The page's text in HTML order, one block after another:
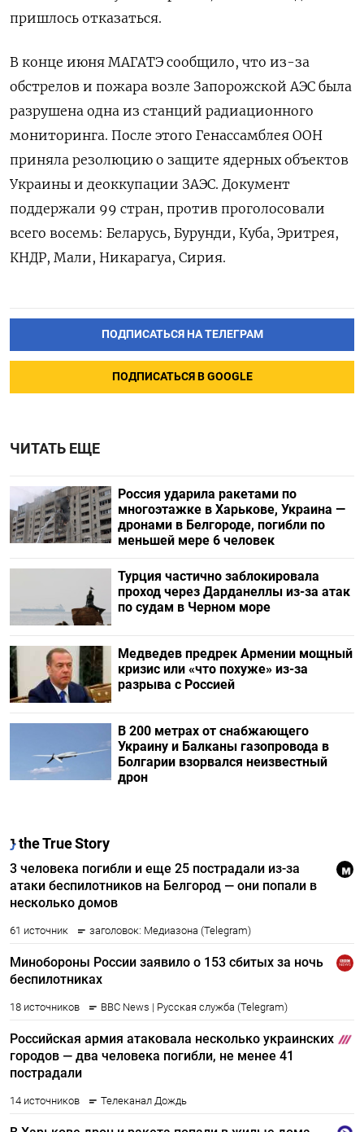
пришлось отказаться.
В конце июня МАГАТЭ сообщило, что из-за
обстрелов и пожара возле Запорожской АЭС была
разрушена одна из станций радиационного
мониторинга. После этого Генассамблея ООН
приняла резолюцию о защите ядерных объектов
Украины и деоккупации ЗАЭС. Документ
поддержали 99 стран, против проголосовали
всего восемь: Беларусь, Бурунди, Куба, Эритрея,
КНДР, Мали, Никарагуа, Сирия.
ПОДПИСАТЬСЯ НА ТЕЛЕГРАМ
ПОДПИСАТЬСЯ В GOOGLE
ЧИТАТЬ ЕЩЕ
Россия ударила ракетами по
многоэтажке в Харькове, Украина —
дронами в Белгороде, погибли по
меньшей мере 6 человек
Турция частично заблокировала
проход через Дарданеллы из-за атак
по судам в Черном море
Медведев предрек Армении мощный
кризис или «что похуже» из-за
разрыва с Россией
В 200 метрах от снабжающего
Украину и Балканы газопровода в
Болгарии взорвался неизвестный
дрон